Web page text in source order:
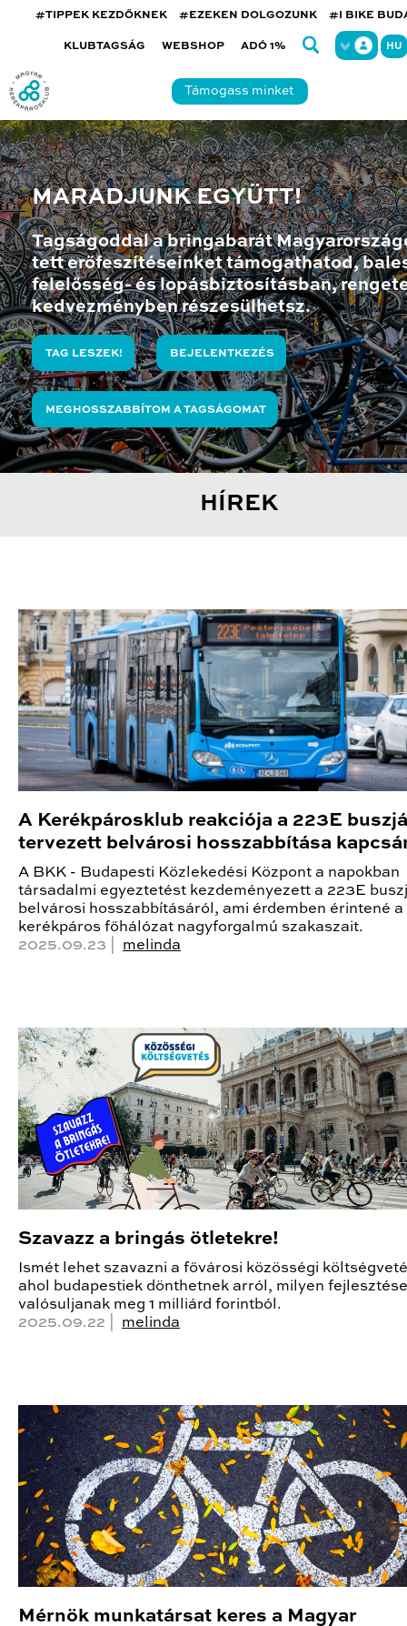
#TIPPEK KEZDŐKNEK #EZEKEN DOLGOZUNK #I BIKE
KLUBTAGSÁG WEBSHOP ADÓ 1% HU
Támogass minket
MARADJUNK EGYÜTT!
Tagságoddal a bringabarát
tett erőfeszítéseinket támogathatod,
felelősség- és lopásbiztosításban,
kedvezményben részesülhetsz.
TAG LESZEK! BEJELENTKEZÉS
MEGHOSSZABBÍTOM A TAGSÁGOMAT
HÍREK
A Kerékpárosklub reakciója a 223E
tervezett belvárosi hosszabbítása
A BKK - Budapesti Közlekedési Központ a napokban
társadalmi egyeztetést kezdeményezett a 223E
belvárosi hosszabbításáról, ami érdemben érintené a
kerékpáros főhálózat nagyforgalmú szakaszait.
2025.09.23 | melinda
Szavazz a bringás ötletekre!
Ismét lehet szavazni a fővárosi közösségi
ahol budapestiek dönthetnek arról, milyen
valósuljanak meg 1 milliárd forintból.
2025.09.22 | melinda
Mérnök munkatársat keres a Magyar